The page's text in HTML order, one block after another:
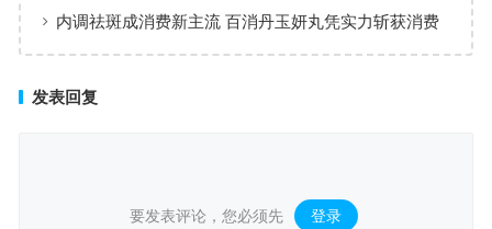
与适配逻辑
内调祛斑成消费新主流 百消丹玉妍丸凭实力斩获消费
发表回复
要发表评论，您必须先 登录 。